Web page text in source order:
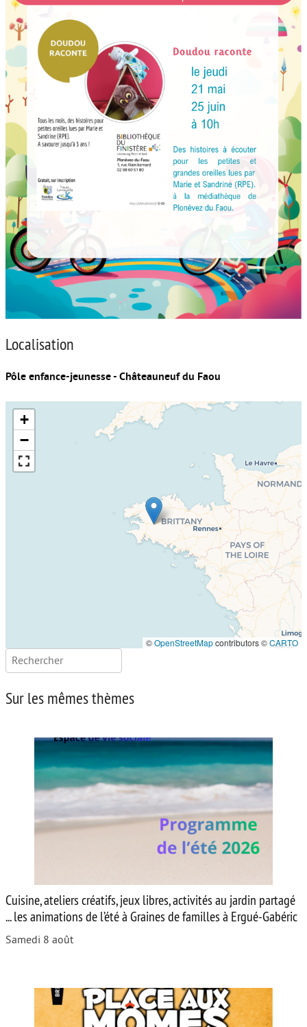
Localisation
Pôle enfance-jeunesse - Châteauneuf du Faou
+
−
©OpenStreetMapcontributors ©CARTO
Rechercher :
Sur les mêmes thèmes
Cuisine, ateliers créatifs, jeux libres, activités au jardin partagé
... les animations de l’été à Graines de familles à Ergué-Gabéric
Samedi 8 août